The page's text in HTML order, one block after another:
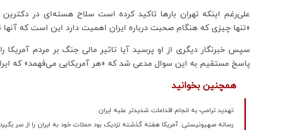
علی‌رغم اینکه تهران بارها تاکید کرده است سلاح هسته‌ای در دکترین
«تنها چیزی که هنگام صحبت درباره ایران اهمیت دارد این است که
سپس خبرنگار دیگری از او پرسید آیا تاثیر مالی جنگ بر مردم آمریکا
پاسخ مستقیم به این سوال مدعی شد که «هر آمریکایی می‌فهمد» که
همچنین بخوانید
تهدید ترامپ به انجام اقدامات شدیدتر علیه ایران
رسانه صهیونیستی: آمریکا هفته گذشته نزدیک بود حملات خود به ایران را از سر بگیرد